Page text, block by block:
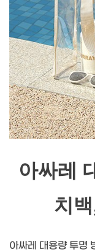
아싸레
치
아싸레 대용량 투명